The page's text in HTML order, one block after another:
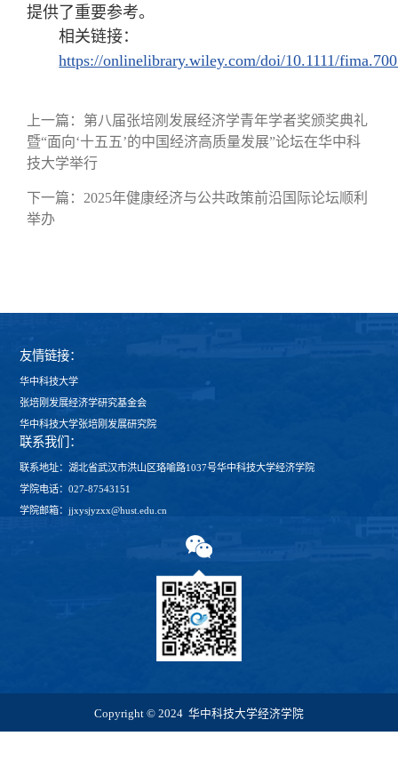
提供了重要参考。
相关链接：
https://onlinelibrary.wiley.com/doi/10.1111/
上一篇： 第八届张培刚发展经济学青年学者奖颁奖典礼
暨“面向‘十五五’的中国经济高质量发展”论坛在华中科
技大学举行
下一篇：2025年健康经济与公共政策前沿国际论坛顺利
举办
友情链接：
华中科技大学
张培刚发展经济学研究基金会
华中科技大学张培刚发展研究院
联系我们：
联系地址：湖北省武汉市洪山区珞喻路1037号华中科技大学经济学院
学院电话：027-87543151
学院邮箱：jjxysjyzxx@hust.edu.cn
Copyright © 2024 华中科技大学经济学院